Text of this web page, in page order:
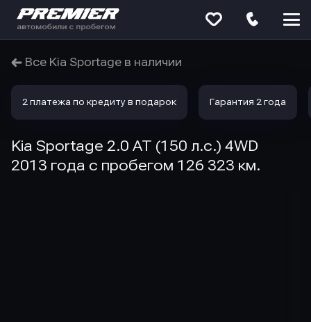
Все Kia Sportage в наличии
2 платежа по кредиту в подарок Гарантия 2 года
Kia Sportage 2.0 AT (150 л.с.) 4WD
2013 года с пробегом 126 323 км.